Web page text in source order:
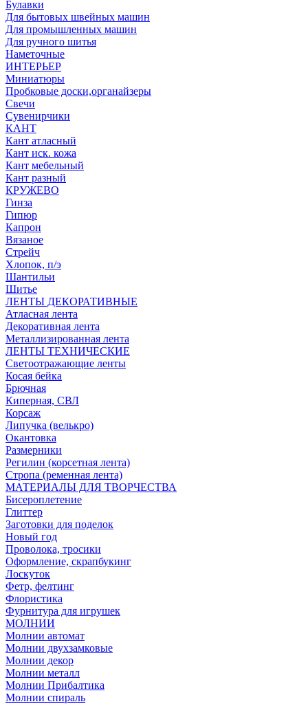
Булавки
Для бытовых швейных машин
Для промышленных машин
Для ручного шитья
Наметочные
ИНТЕРЬЕР
Миниатюры
Пробковые доски,органайзеры
Свечи
Сувенирчики
КАНТ
Кант атласный
Кант иск. кожа
Кант мебельный
Кант разный
КРУЖЕВО
Гинза
Гипюр
Капрон
Вязаное
Стрейч
Хлопок, п/э
Шантильи
Шитье
ЛЕНТЫ ДЕКОРАТИВНЫЕ
Атласная лента
Декоративная лента
Металлизированная лента
ЛЕНТЫ ТЕХНИЧЕСКИЕ
Светоотражающие ленты
Косая бейка
Брючная
Киперная, СВЛ
Корсаж
Липучка (велькро)
Окантовка
Размерники
Регилин (корсетная лента)
Стропа (ременная лента)
МАТЕРИАЛЫ ДЛЯ ТВОРЧЕСТВА
Бисероплетение
Глиттер
Заготовки для поделок
Новый год
Проволока, тросики
Оформление, скрапбукинг
Лоскуток
Фетр, фелтинг
Флористика
Фурнитура для игрушек
МОЛНИИ
Молнии автомат
Молнии двухзамковые
Молнии декор
Молнии металл
Молнии Прибалтика
Молнии спираль